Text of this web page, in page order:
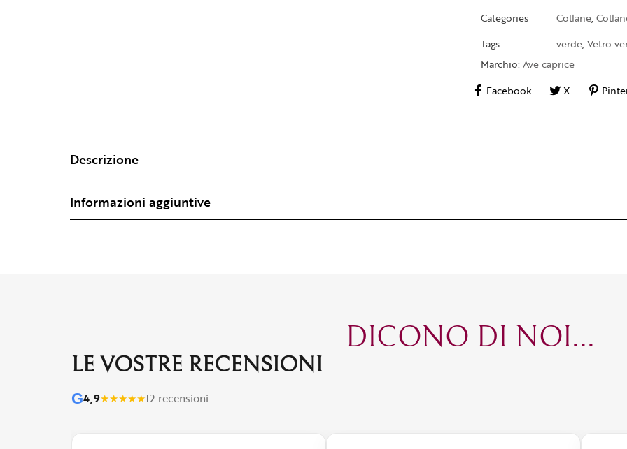
Categories
Collane,
Tags
verde, Vetro
Marchio: Ave caprice
Facebook
X
Descrizione
Informazioni aggiuntive
DICONO DI NOI...
LE VOSTRE RECENSIONI
G4,9★★★★★12 recensioni